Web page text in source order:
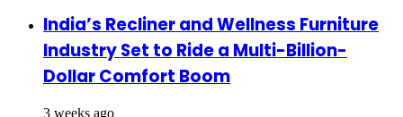
India’s Recliner and Wellness Furniture
Industry Set to Ride a Multi-Billion-
Dollar Comfort Boom
3 weeks ago